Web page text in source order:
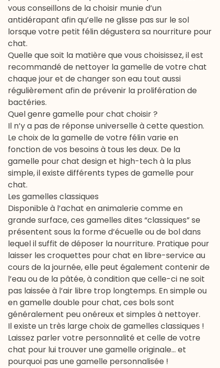
vous conseillons de la choisir munie d’un
antidérapant afin qu’elle ne glisse pas sur le sol
lorsque votre petit félin dégustera sa nourriture pour
chat.
Quelle que soit la matière que vous choisissez, il est
recommandé de nettoyer la gamelle de votre chat
chaque jour et de changer son eau tout aussi
régulièrement afin de prévenir la prolifération de
bactéries.
Quel genre gamelle pour chat choisir ?
Il n’y a pas de réponse universelle à cette question.
Le choix de la gamelle de votre félin varie en
fonction de vos besoins à tous les deux. De la
gamelle pour chat design et high-tech à la plus
simple, il existe différents types de gamelle pour
chat.
Les gamelles classiques
Disponible à l’achat en animalerie comme en
grande surface, ces gamelles dites “classiques” se
présentent sous la forme d’écuelle ou de bol dans
lequel il suffit de déposer la nourriture. Pratique pour
laisser les croquettes pour chat en libre-service au
cours de la journée, elle peut également contenir de
l’eau ou de la pâtée, à condition que celle-ci ne soit
pas laissée à l’air libre trop longtemps. En simple ou
en gamelle double pour chat, ces bols sont
généralement peu onéreux et simples à nettoyer.
Il existe un très large choix de gamelles classiques !
Laissez parler votre personnalité et celle de votre
chat pour lui trouver une gamelle originale… et
pourquoi pas une gamelle personnalisée !